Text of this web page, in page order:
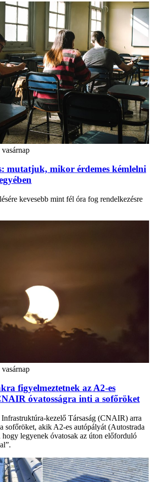
mutatjuk, mikor érdemes kémlelni
kevesebb mint fél óra fog rendelkezésre
figyelmeztetnek az A2-es
óvatosságra inti a sofőröket
kezelő Társaság (CNAIR) arra
sofőröket, akik A2-es autópályát (Autostrada
hogy legyenek óvatosak az úton előforduló